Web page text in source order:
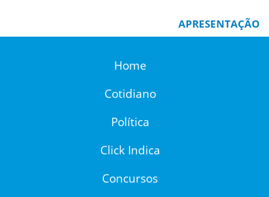
APRESENTAÇÃO
Home
Cotidiano
Política
Click Indica
Concursos